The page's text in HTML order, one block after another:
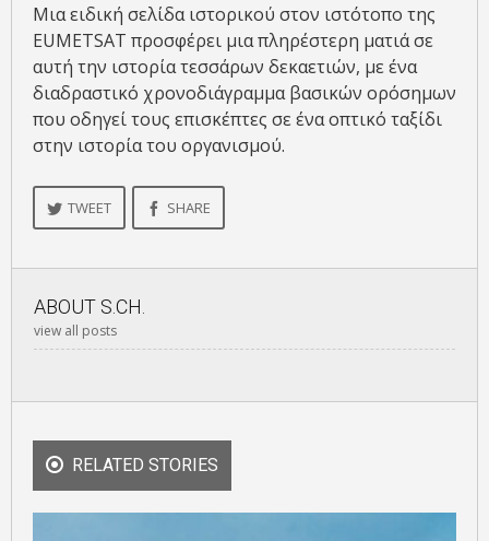
Μια ειδική σελίδα ιστορικού στον ιστότοπο της
EUMETSAT προσφέρει μια πληρέστερη ματιά σε
αυτή την ιστορία τεσσάρων δεκαετιών, με ένα
διαδραστικό χρονοδιάγραμμα βασικών ορόσημων
που οδηγεί τους επισκέπτες σε ένα οπτικό ταξίδι
στην ιστορία του οργανισμού.
TWEET SHARE
ABOUT S.CH.
view all posts
RELATED STORIES